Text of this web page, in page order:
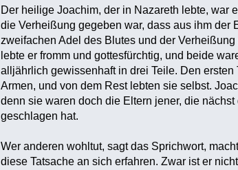
Der heilige Joachim, der in Nazareth lebte, war
die Verheißung gegeben war, dass aus ihm
zweifachen Adel des Blutes und der
lebte er fromm und gottesfürchtig, und beide
alljährlich gewissenhaft in drei Teile. Den
Armen, und von dem Rest lebten sie selbst.
denn sie waren doch die Eltern jener, die
geschlagen hat.
Wer anderen wohltut, sagt das Sprichwort,
diese Tatsache an sich erfahren. Zwar ist er